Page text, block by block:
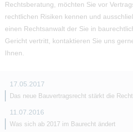
Rechtsberatung, möchten Sie vor
rechtlichen Risiken kennen und
einen Rechtsanwalt der Sie in
Gericht vertritt, kontaktieren Sie uns
Ihnen.
17.05.2017
Das neue Bauvertragsrecht stärkt die
11.07.2016
Was sich ab 2017 im Baurecht ändert